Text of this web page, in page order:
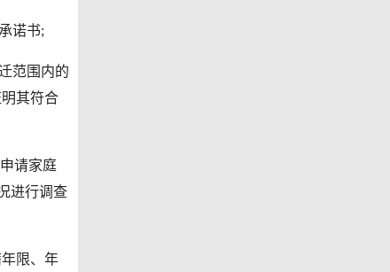
诺书;
范围内的
其符合
请家庭
进行调查
限、年